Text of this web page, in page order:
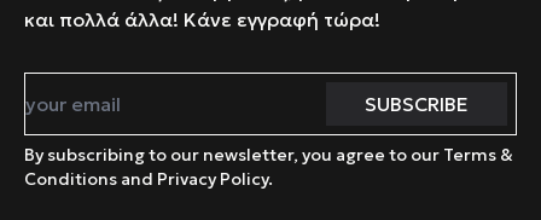
και πολλά άλλα! Κάνε εγγραφή τώρα!
By subscribing to our newsletter, you agree to our Terms &
Conditions and Privacy Policy.